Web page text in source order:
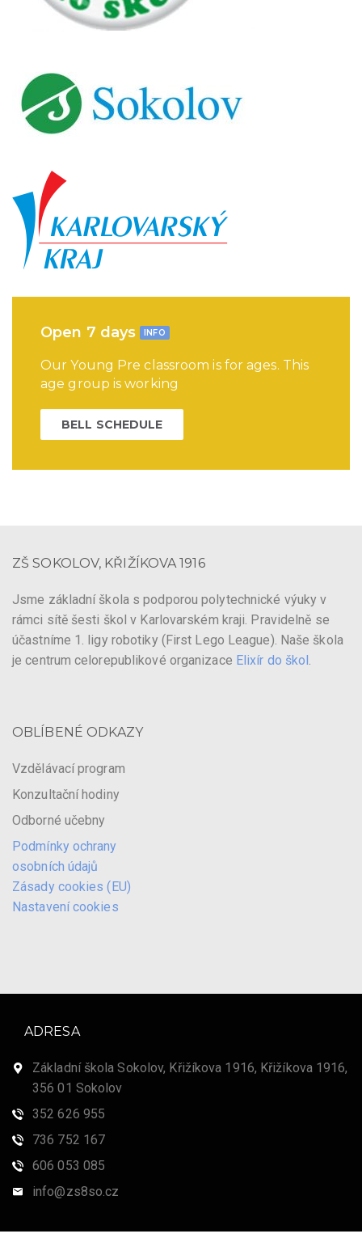
Open 7 days INFO
Our Young Pre classroom is for ages. This
age group is working
BELL SCHEDULE
ZŠ SOKOLOV, KŘIŽÍKOVA 1916
Jsme základní škola s podporou polytechnické výuky v
rámci sítě šesti škol v Karlovarském kraji. Pravidelně se
účastníme 1. ligy robotiky (First Lego League). Naše škola
je centrum celorepublikové organizace Elixír do škol.
OBLÍBENÉ ODKAZY
Vzdělávací program
Konzultační hodiny
Odborné učebny
Podmínky ochrany
osobních údajů
Zásady cookies (EU)
Nastavení cookies
ADRESA
Základní škola Sokolov, Křižíkova 1916, Křižíkova 1916,
356 01 Sokolov
352 626 955
736 752 167
606 053 085
info@zs8so.cz